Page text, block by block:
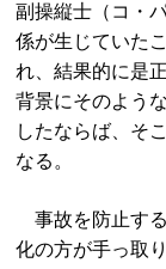
副操縦士（コ・
係が生じていた
れ、結果的に是
背景にそのよう
したならば、そ
なる。
事故を防止す
化の方が手っ取